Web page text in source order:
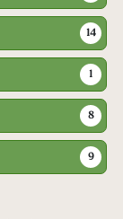
14
1
8
9